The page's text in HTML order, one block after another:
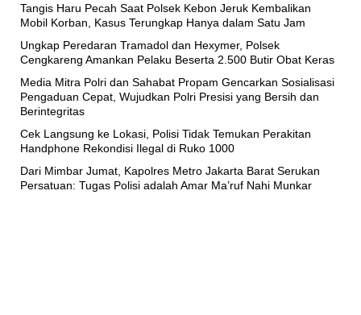
Tangis Haru Pecah Saat Polsek Kebon Jeruk Kembalikan
Mobil Korban, Kasus Terungkap Hanya dalam Satu Jam
Ungkap Peredaran Tramadol dan Hexymer, Polsek
Cengkareng Amankan Pelaku Beserta 2.500 Butir Obat Keras
Media Mitra Polri dan Sahabat Propam Gencarkan Sosialisasi
Pengaduan Cepat, Wujudkan Polri Presisi yang Bersih dan
Berintegritas
Cek Langsung ke Lokasi, Polisi Tidak Temukan Perakitan
Handphone Rekondisi Ilegal di Ruko 1000
Dari Mimbar Jumat, Kapolres Metro Jakarta Barat Serukan
Persatuan: Tugas Polisi adalah Amar Ma’ruf Nahi Munkar